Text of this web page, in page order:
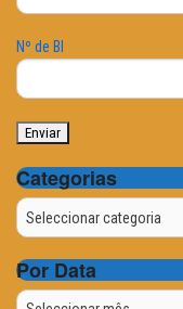
Nº de BI
Categorias
Categorias
Por Data
Por